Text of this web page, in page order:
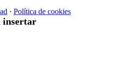
· Política de cookies
insertar